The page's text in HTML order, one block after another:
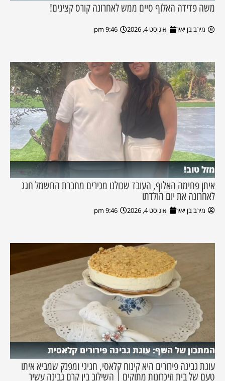
משה פדידה האלוף סיים ממש לאחרונה קורס קצינים!
מירב בן יאיר אוגוסט 4, 2026 9:46 pm
מזל טוב!
איתן פחימה האלוף, העובד שכולנו מכירים מחברת החשמל חגג
לאחרונה את יום הולדתו
מירב בן יאיר אוגוסט 4, 2026 9:46 pm
המתכון של השף: עוגת גבינה פירורים קלאסית
עוגת גבינה פירורים היא קינוח קלאסי, חגיגי ומפנק שמביא איתו
טעם של בית וזיכרונות מתוקים | השילוב בין קרם גבינה עשיר